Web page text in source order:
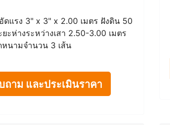
ดแรง 3" x 3" x 2.00 เมตร ฝังดิน 50
ะห่างระหว่างเสา 2.50-3.00 เมตร
หนามจำนวน 3 เส้น
ถาม และประเมินราคา